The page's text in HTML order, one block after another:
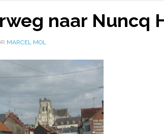
naar Nuncq
MARCEL MOL